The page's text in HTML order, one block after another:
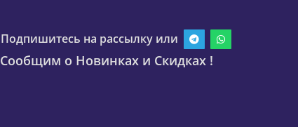
Подпишитесь на рассылку или
Сообщим о Новинках и Скидках !